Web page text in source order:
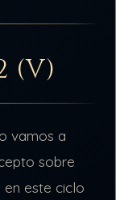
(V)
vamos a
sobre
en este ciclo